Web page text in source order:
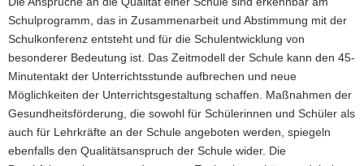
r
g
r
e
i
f
e
n
v
i
g
a
t
i
o
n
h
a
l
t
e
I
n
f
o
r
m
a
c
e
Schulprogramm, das in Zusammenarbeit und Abstimmung mit der
Schulkonferenz entsteht und für die Schulentwicklung von
besonderer Bedeutung ist. Das Zeitmodell der Schule kann den 45-
Minutentakt der Unterrichtsstunde aufbrechen und neue
Möglichkeiten der Unterrichtsgestaltung schaffen. Maßnahmen der
Gesundheitsförderung, die sowohl für Schülerinnen und Schüler als
auch für Lehrkräfte an der Schule angeboten werden, spiegeln
ebenfalls den Qualitätsanspruch der Schule wider. Die